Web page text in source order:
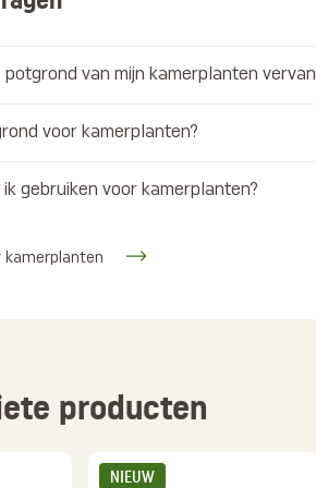
potgrond van mijn kamerplanten
voor kamerplanten?
gebruiken voor kamerplanten?
kamerplanten
producten
NIEUW